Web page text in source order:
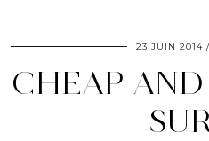
23 JUIN 2014
CHEAP